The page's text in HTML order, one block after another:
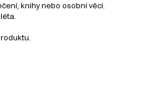
knihy nebo osobní věci.